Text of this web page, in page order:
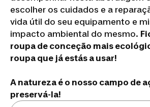
escolher os cuidados e a
vida útil do seu equipamento e
impacto ambiental do mesmo.
roupa de conceção mais
roupa que já estás a usar!
A natureza é o nosso campo de
preservá-la!